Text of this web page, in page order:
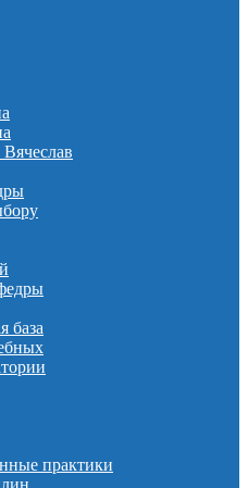
база
практики